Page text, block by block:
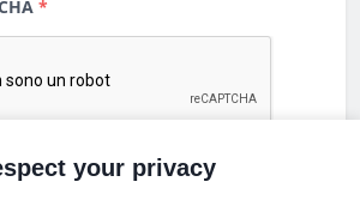
your privacy